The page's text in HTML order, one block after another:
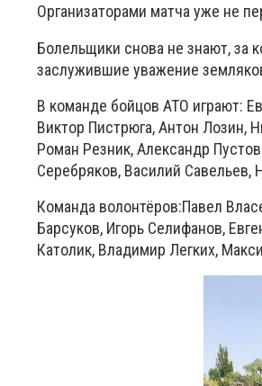
Организаторами матча уже не
Болельщики снова не знают, за
заслужившие уважение
В команде бойцов АТО играют:
Виктор Пистрюга, Антон Лозин,
Роман Резник, Александр
Серебряков, Василий Савельев,
Команда волонтёров:Павел
Барсуков, Игорь Селифанов,
Католик, Владимир Легких,